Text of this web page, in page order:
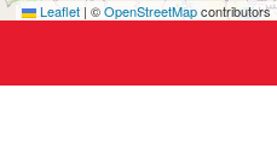
Leaflet | ©OpenStreetMapcontributors